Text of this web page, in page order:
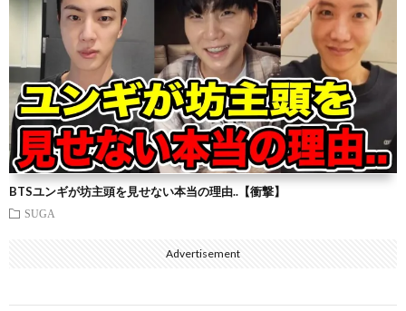
BTSユンギが坊主頭を見せない本当の理由..【衝撃】
SUGA
Advertisement